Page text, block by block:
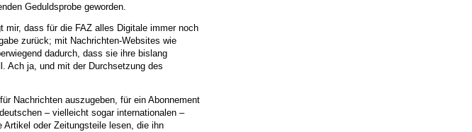
Geduldsprobe geworden.
dass für die FAZ alles Digitale immer noch
zurück; mit Nachrichten-Websites wie
dadurch, dass sie ihre bislang
Ach ja, und mit der Durchsetzung des
Nachrichten auszugeben, für ein Abonnement
– vielleicht sogar internationalen –
oder Zeitungsteile lesen, die ihn